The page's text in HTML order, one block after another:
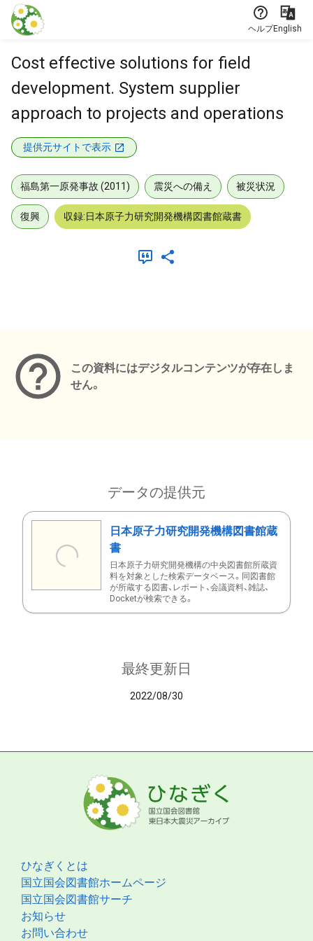
本文に飛ぶ
ヘルプEnglish
Cost effective solutions for field
development. System supplier
approach to projects and operations
提供元サイトで表示
福島第一原発事故 (2011) 震災への備え 被災状況
復興 収録:日本原子力研究開発機構図書館蔵書
この資料にはデジタルコンテンツが存在しま
せん。
データの提供元
日本原子力研究開発機構図書館蔵
書
日本原子力研究開発機構の中央図書館所蔵資
料を対象とした検索データベース。同図書館
が所蔵する図書、レポート、会議資料、雑誌、
Docketが検索できる。
最終更新日
2022/08/30
ひなぎくとは
国立国会図書館ホームページ
国立国会図書館サーチ
お知らせ
お問い合わせ